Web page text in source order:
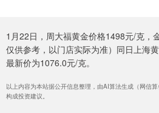
1月22日，周大福黄金价格1498元/克，
仅供参考，以门店实际为准）同日上海
最新价为1076.0元/克。
以上内容为本站据公开信息整理，由AI算法生成（网信
构成投资建议。